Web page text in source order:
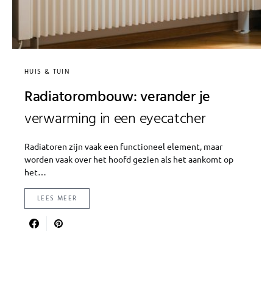
HUIS & TUIN
Radiatorombouw: verander je
verwarming in een eyecatcher
Radiatoren zijn vaak een functioneel element, maar
worden vaak over het hoofd gezien als het aankomt op
het…
LEES MEER